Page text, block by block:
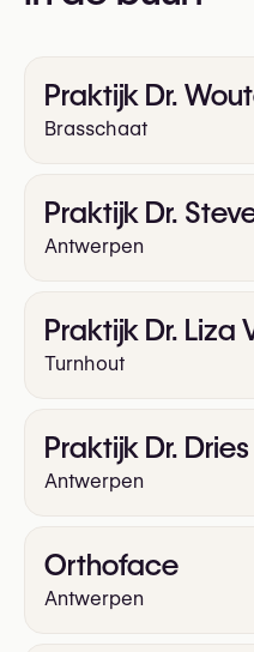
Praktijk Dr.
Brasschaat
Praktijk Dr.
Antwerpen
Praktijk Dr. Liza
Turnhout
Praktijk Dr.
Antwerpen
Orthoface
Antwerpen